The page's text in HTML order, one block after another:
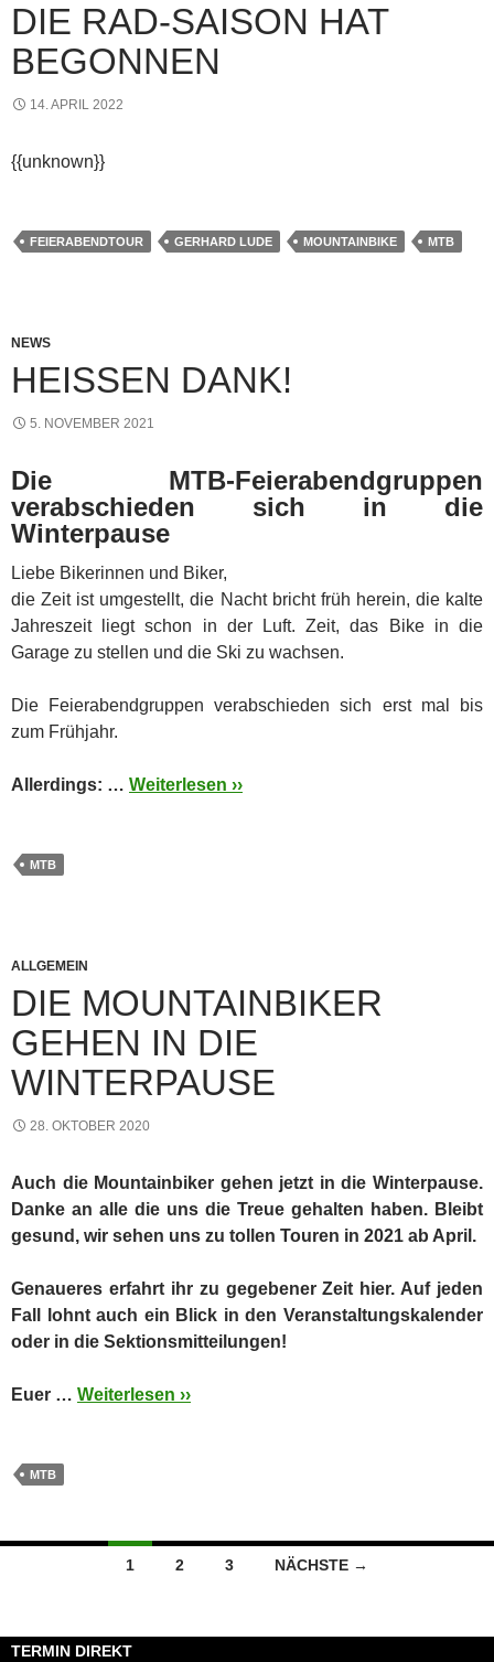
DIE RAD-SAISON HAT
BEGONNEN
14. APRIL 2022
{{unknown}}
FEIERABENDTOUR GERHARD LUDE MOUNTAINBIKE MTB
NEWS
HEISSEN DANK!
5. NOVEMBER 2021
Die MTB-Feierabendgruppen
verabschieden sich in die
Winterpause
Liebe Bikerinnen und Biker,
die Zeit ist umgestellt, die Nacht bricht früh herein, die kalte
Jahreszeit liegt schon in der Luft. Zeit, das Bike in die
Garage zu stellen und die Ski zu wachsen.
Die Feierabendgruppen verabschieden sich erst mal bis
zum Frühjahr.
Allerdings: … Weiterlesen ››
MTB
ALLGEMEIN
DIE MOUNTAINBIKER
GEHEN IN DIE
WINTERPAUSE
28. OKTOBER 2020
Auch die Mountainbiker gehen jetzt in die Winterpause.
Danke an alle die uns die Treue gehalten haben. Bleibt
gesund, wir sehen uns zu tollen Touren in 2021 ab April.
Genaueres erfahrt ihr zu gegebener Zeit hier. Auf jeden
Fall lohnt auch ein Blick in den Veranstaltungskalender
oder in die Sektionsmitteilungen!
Euer … Weiterlesen ››
MTB
Beitragsnavigation
1 2 3 NÄCHSTE →
TERMIN DIREKT